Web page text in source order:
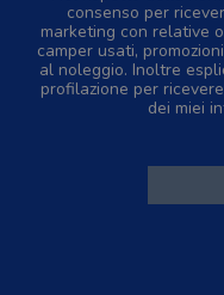
consenso per
marketing con relative
camper usati,
al noleggio. Inoltre
profilazione per
dei miei